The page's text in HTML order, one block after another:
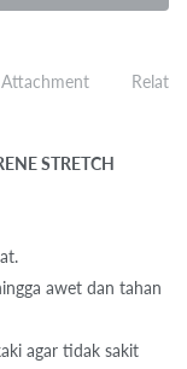
STRETCH
awet dan tahan
agar tidak sakit